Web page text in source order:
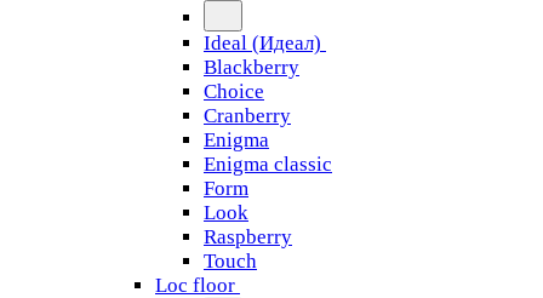
Ideal (Идеал)
Blackberry
Choice
Cranberry
Enigma
Enigma classic
Form
Look
Raspberry
Touch
Loc floor